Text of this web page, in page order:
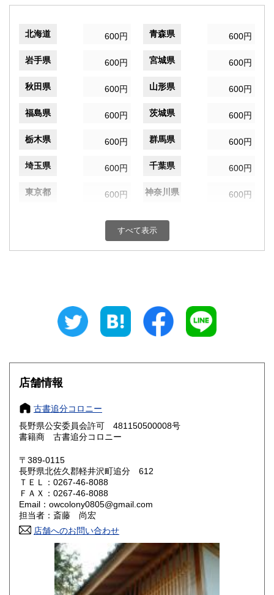
北海道 600円 青森県 600円
岩手県 600円 宮城県 600円
秋田県 600円 山形県 600円
福島県 600円 茨城県 600円
栃木県 600円 群馬県 600円
埼玉県 600円 千葉県 600円
東京都 600円 神奈川県 600円
600円 富山県
600円 三重県
大阪府
奈良県
鳥取県 600円 島根県
岡山県
山口県 600円
香川県 600円 愛媛県
高知県 600円
600円 長崎県
600円 大分県
すべて表示
店舗情報
古書追分コロニー
長野県公安委員会許可 481150500008号
書籍商 古書追分コロニー
〒389-0115
長野県北佐久郡軽井沢町追分 612
ＴＥＬ：0267-46-8088
ＦＡＸ：0267-46-8088
Email：owcolony0805@gmail.com
担当者：斎藤 尚宏
店舗へのお問い合わせ